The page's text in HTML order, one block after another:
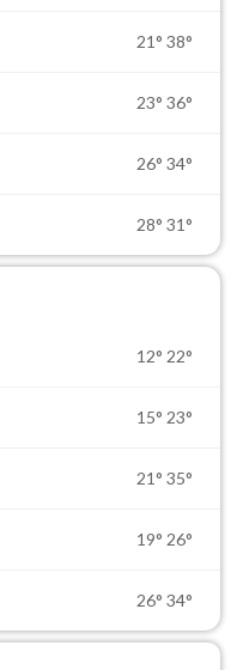
21° 38°
23° 36°
26° 34°
28° 31°
12° 22°
15° 23°
21° 35°
19° 26°
26° 34°